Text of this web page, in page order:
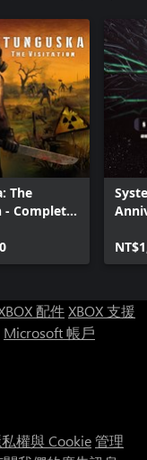
The
Complete
配件XBOX 支援
Microsoft 帳戶
權與 Cookie管理